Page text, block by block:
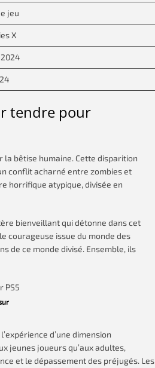
jeu
X
tendre pour
la bêtise humaine. Cette disparition
conflit acharné entre zombies et
horrifique atypique, divisée en
bienveillant qui détonne dans cet
courageuse issue du monde des
de ce monde divisé. Ensemble, ils
d’une dimension
jeunes joueurs qu’aux adultes,
et le dépassement des préjugés. Les